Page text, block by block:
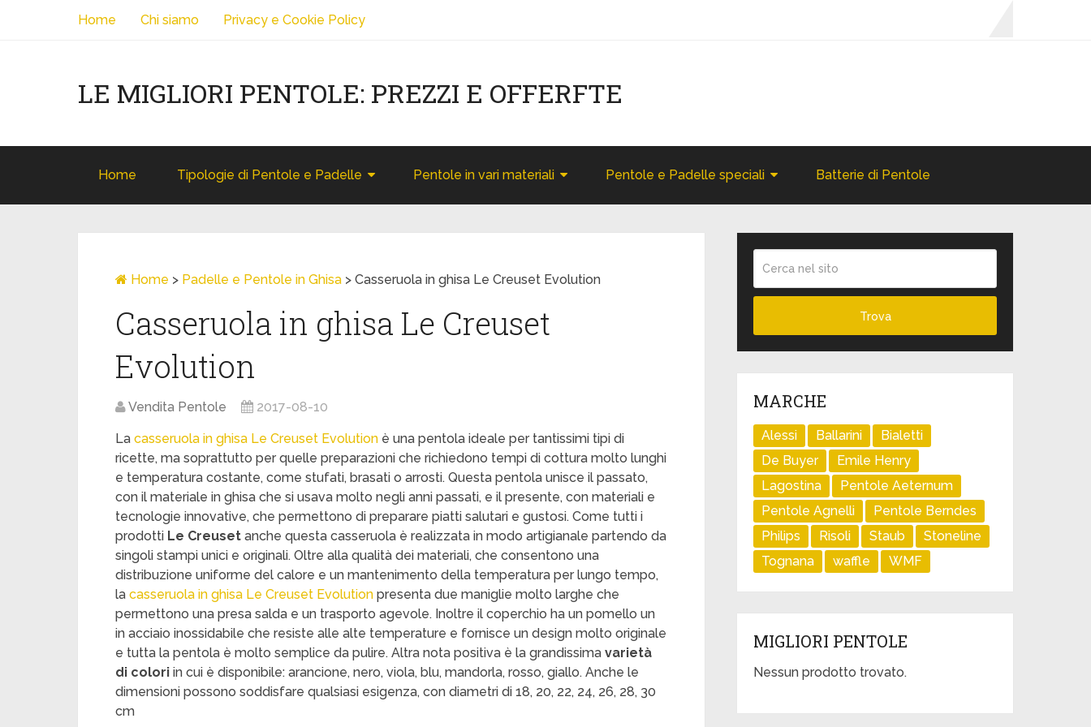
Home Chi siamo Privacy e Cookie Policy
LE MIGLIORI PENTOLE: PREZZI E OFFERFTE
Home Tipologie di Pentole e Padelle Pentole in vari materiali Pentole e Padelle speciali Batterie di Pentole
Home > Padelle e Pentole in Ghisa >Casseruola in ghisa Le Creuset Evolution
Casseruola in ghisa Le Creuset
Evolution
Vendita Pentole 2017-08-10
Lacasseruola in ghisa Le Creuset Evolution è una pentola ideale per tantissimi tipi di
ricette, ma soprattutto per quelle preparazioni che richiedono tempi di cottura molto lunghi
e temperatura costante, come stufati, brasati o arrosti. Questa pentola unisce il passato,
con il materiale in ghisa che si usava molto negli anni passati, e il presente, con materiali e
tecnologie innovative, che permettono di preparare piatti salutari e gustosi. Come tutti i
prodotti Le Creuset anche questa casseruola è realizzata in modo artigianale partendo da
singoli stampi unici e originali. Oltre alla qualità dei materiali, che consentono una
distribuzione uniforme del calore e un mantenimento della temperatura per lungo tempo,
lacasseruola in ghisa Le Creuset Evolution presenta due maniglie molto larghe che
permettono una presa salda e un trasporto agevole. Inoltre il coperchio ha un pomello un
in acciaio inossidabile che resiste alle alte temperature e fornisce un design molto originale
e tutta la pentola è molto semplice da pulire. Altra nota positiva è la grandissimavarietà
di colori in cui è disponibile: arancione, nero, viola, blu, mandorla, rosso, giallo. Anche le
dimensioni possono soddisfare qualsiasi esigenza, con diametri di 18, 20, 22, 24, 26, 28, 30
cm
MARCHE
Alessi Ballarini
Bialetti
De Buyer
Emile Henry
Lagostina
Pentole Aeternum
Pentole Agnelli
Pentole Berndes
Philips
Risoli Staub
Stoneline
Tognana
waffle WMF
MIGLIORI PENTOLE
Nessun prodotto trovato.